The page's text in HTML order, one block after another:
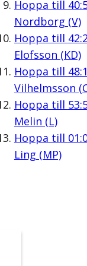
Hoppa till
Nordborg (V)
Hoppa till
Elofsson (KD)
Hoppa till
Vilhelmsson
Hoppa till
Melin (L)
Hoppa till
Ling (MP)